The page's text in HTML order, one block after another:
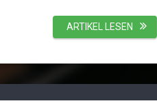
ARTIKEL LESEN